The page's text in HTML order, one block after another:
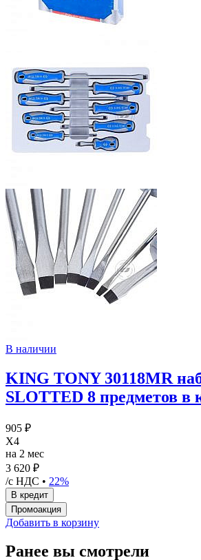
В наличии
KING TONY 30118MR
SLOTTED 8 предметов в
905 ₽
X4
на 2 мес
3 620 ₽
/с НДС • 22%
Добавить в корзину
Ранее вы смотрели